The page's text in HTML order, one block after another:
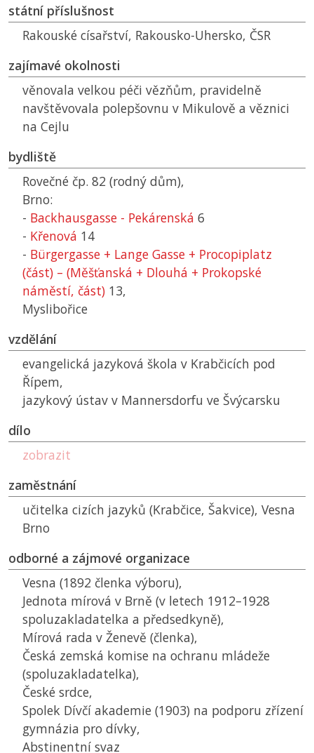
státní příslušnost
Rakouské císařství, Rakousko-Uhersko, ČSR
zajímavé okolnosti
věnovala velkou péči vězňům, pravidelně
navštěvovala polepšovnu v Mikulově a věznici
na Cejlu
bydliště
Rovečné čp. 82 (rodný dům),
Brno:
- Backhausgasse - Pekárenská 6
- Křenová 14
- Bürgergasse + Lange Gasse + Procopiplatz
(část) – (Měšťanská + Dlouhá + Prokopské
náměstí, část) 13,
Myslibořice
vzdělání
evangelická jazyková škola v Krabčicích pod
Řípem,
jazykový ústav v Mannersdorfu ve Švýcarsku
dílo
zobrazit
zaměstnání
učitelka cizích jazyků (Krabčice, Šakvice), Vesna
Brno
odborné a zájmové organizace
Vesna (1892 členka výboru),
Jednota mírová v Brně (v letech 1912–1928
spoluzakladatelka a předsedkyně),
Mírová rada v Ženevě (členka),
Česká zemská komise na ochranu mládeže
(spoluzakladatelka),
České srdce,
Spolek Dívčí akademie (1903) na podporu zřízení
gymnázia pro dívky,
Abstinentní svaz